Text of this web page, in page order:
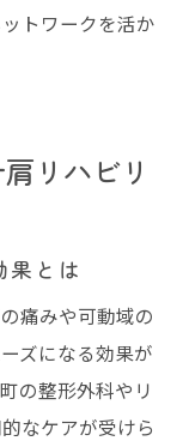
トワークを活か
リハビリ
果とは
痛みや可動域の
ズになる効果が
の整形外科やリ
なケアが受けら